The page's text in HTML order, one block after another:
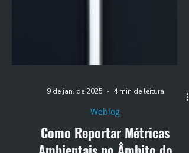
9 de jan. de 2025 4 min de leitura
Weblog